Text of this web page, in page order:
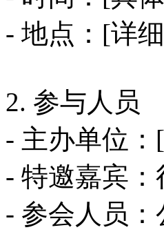
- 地点：[详
2. 参与人员
- 主办单位
- 特邀嘉宾
- 参会人员